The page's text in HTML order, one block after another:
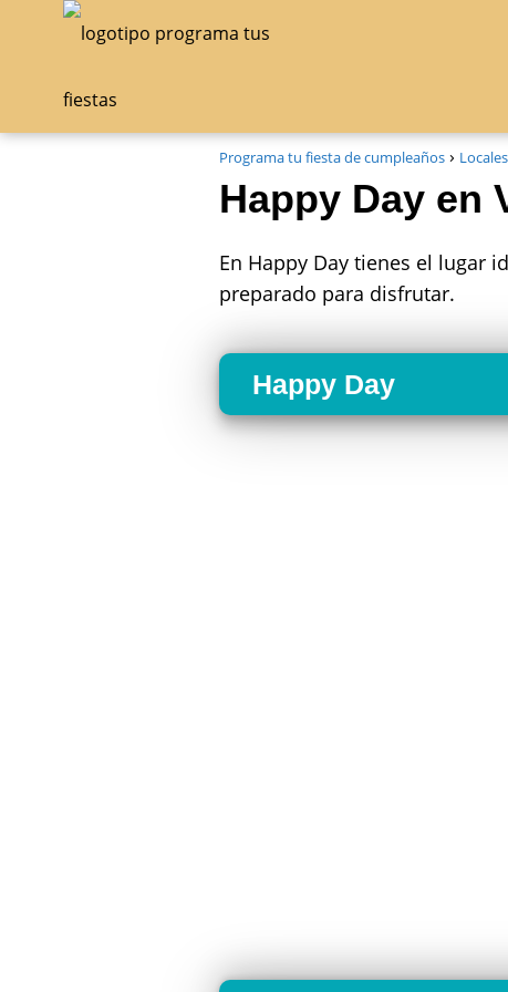
Programa tu fiesta de cumpleaños
Happy Day en
En Happy Day tienes el lugar
preparado para disfrutar.
Happy Day